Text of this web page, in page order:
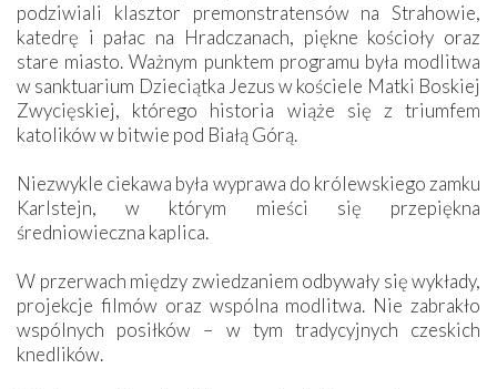
podziwiali klasztor premonstratensów na Strahowie,
katedrę i pałac na Hradczanach, piękne kościoły oraz
stare miasto. Ważnym punktem programu była modlitwa
w sanktuarium Dzieciątka Jezus w kościele Matki Boskiej
Zwycięskiej, którego historia wiąże się z triumfem
katolików w bitwie pod Białą Górą.
Niezwykle ciekawa była wyprawa do królewskiego zamku
Karlstejn, w którym mieści się przepiękna
średniowieczna kaplica.
W przerwach między zwiedzaniem odbywały się wykłady,
projekcje filmów oraz wspólna modlitwa. Nie zabrakło
wspólnych posiłków – w tym tradycyjnych czeskich
knedlików.